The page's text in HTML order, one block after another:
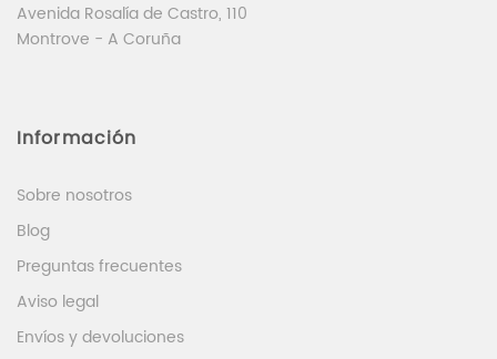
Avenida Rosalía de Castro, 110
Montrove - A Coruña
Información
Sobre nosotros
Blog
Preguntas frecuentes
Aviso legal
Envíos y devoluciones